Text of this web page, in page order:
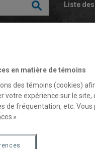
Liste
en matière de témoins
des témoins (cookies)
votre expérience sur le
de fréquentation, etc.
».